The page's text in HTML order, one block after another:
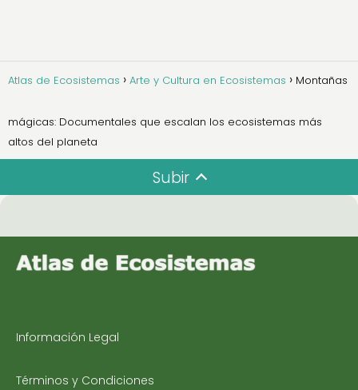
Atlas de Ecosistemas Arte y Cultura en Ecosistemas Montañas
mágicas: Documentales que escalan los ecosistemas más
altos del planeta
Subir
Información Legal
Términos y Condiciones